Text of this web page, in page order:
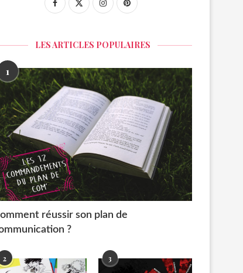
LES ARTICLES POPULAIRES
1
réussir son plan de
?
2 3